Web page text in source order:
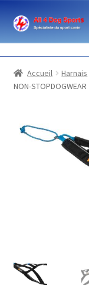
Aller
navigation
Aller
Accueil Harnais
NON-STOPDOGWEAR